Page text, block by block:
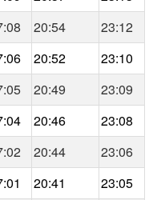
20:54
23:12
20:52
23:10
20:49
23:09
20:46
23:08
20:44
23:06
20:41
23:05